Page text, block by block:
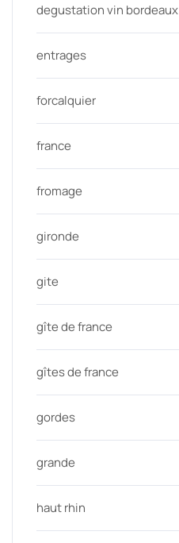
degustation vin bordeaux
entrages
forcalquier
france
fromage
gironde
gite
gîte de france
gîtes de france
gordes
grande
haut rhin